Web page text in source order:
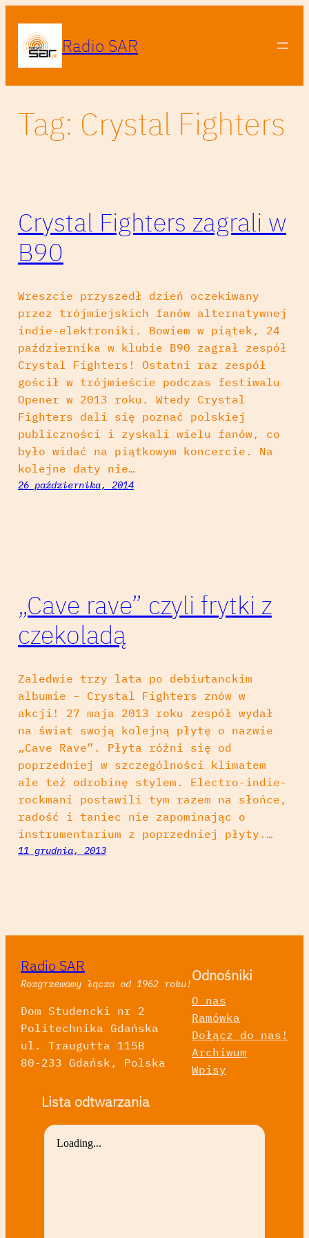
treści
Radio SAR
Tag: Crystal Fighters
Crystal Fighters zagrali w
B90
Wreszcie przyszedł dzień oczekiwany
przez trójmiejskich fanów alternatywnej
indie-elektroniki. Bowiem w piątek, 24
października w klubie B90 zagrał zespół
Crystal Fighters! Ostatni raz zespół
gościł w trójmieście podczas festiwalu
Opener w 2013 roku. Wtedy Crystal
Fighters dali się poznać polskiej
publiczności i zyskali wielu fanów, co
było widać na piątkowym koncercie. Na
kolejne daty nie…
26 października, 2014
„Cave rave” czyli frytki z
czekoladą
Zaledwie trzy lata po debiutanckim
albumie – Crystal Fighters znów w
akcji! 27 maja 2013 roku zespół wydał
na świat swoją kolejną płytę o nazwie
„Cave Rave”. Płyta różni się od
poprzedniej w szczególności klimatem
ale też odrobinę stylem. Electro-indie-
rockmani postawili tym razem na słońce,
radość i taniec nie zapominając o
instrumentarium z poprzedniej płyty.…
11 grudnia, 2013
Radio SAR
Rozgrzewamy łącza od 1962 roku!
Dom Studencki nr 2
Politechnika Gdańska
ul. Traugutta 115B
80-233 Gdańsk, Polska
Odnośniki
O nas
Ramówka
Dołącz do nas!
Archiwum
Wpisy
Lista odtwarzania